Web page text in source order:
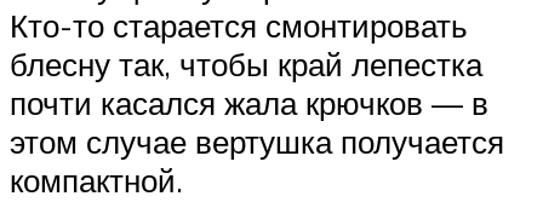
Кто-то старается смонтировать
блесну так, чтобы край лепестка
почти касался жала крючков — в
этом случае вертушка получается
компактной.